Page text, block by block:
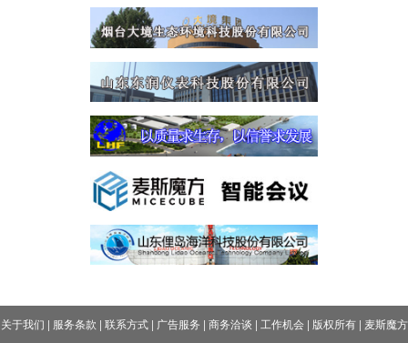
关于我们 | 服务条款 | 联系方式| 广告服务 | 商务洽谈 | 工作机会| 版权所有| 麦斯魔方